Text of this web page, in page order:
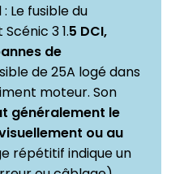
Le fusible du
3 1.5 DCI,
de
de 25A logé dans
moteur. Son
généralement le
ou au
répétitif indique un